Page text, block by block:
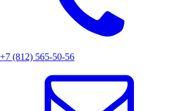
+7 (812) 565-50-56